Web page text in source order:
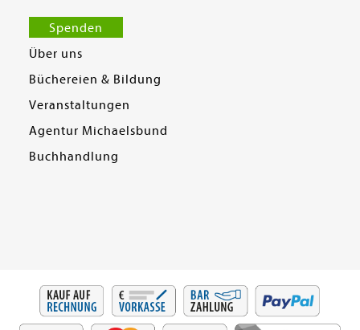
Spenden
Über uns
Büchereien & Bildung
Veranstaltungen
Agentur Michaelsbund
Buchhandlung